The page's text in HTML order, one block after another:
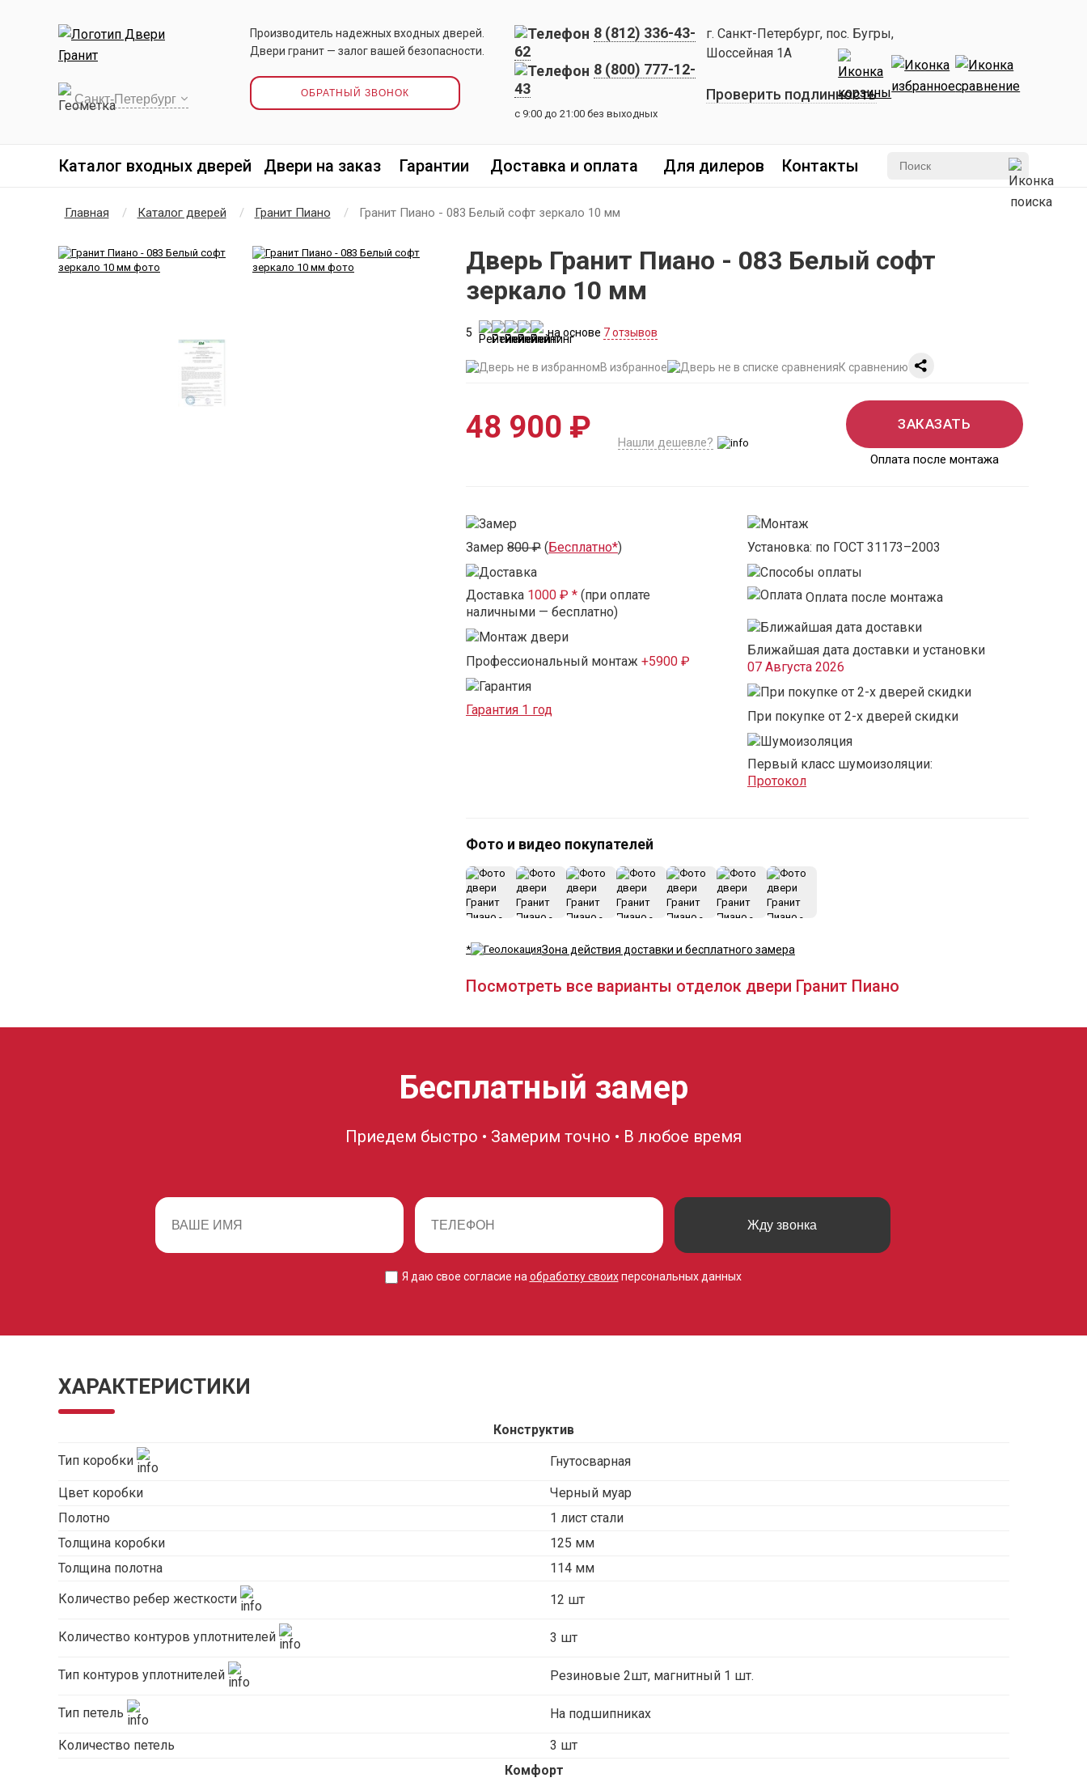
Производитель надежных входных дверей.
Двери гранит — залог вашей безопасности.
ОБРАТНЫЙ ЗВОНОК
8 (812) 336-43-
62
8 (800) 777-12-
43
с 9:00 до 21:00 без выходных
г. Санкт-Петербург, пос. Бугры,
Шоссейная 1А
Проверить подлинность
Каталог входных дверей Двери на заказ Гарантии Доставка и оплата Для дилеров Контакты
Главная Каталог дверей Гранит Пиано Гранит Пиано - 083 Белый софт зеркало 10 мм
Дверь Гранит Пиано - 083 Белый софт
зеркало 10 мм
5 на основе 7 отзывов
В избранное К сравнению
48 900 ₽ Нашли дешевле?
ЗАКАЗАТЬ
Оплата после монтажа
Замер 800 ₽ ( Бесплатно*)
Доставка 1000 ₽ * (при оплате
наличными — бесплатно)
Профессиональный монтаж +5900 ₽
Гарантия 1 год
Установка: по ГОСТ 31173–2003
Оплата после монтажа
Ближайшая дата доставки и установки
07 Августа 2026
При покупке от 2-х дверей скидки
Первый класс шумоизоляции:
Протокол
Фото и видео покупателей
* Зона действия доставки и бесплатного замера
Посмотреть все варианты отделок двери Гранит Пиано
Бесплатный замер
Приедем быстро • Замерим точно • В любое время
Жду звонка
Я даю свое согласие на обработку своихперсональных данных
ХАРАКТЕРИСТИКИ
Конструктив
Тип коробки Гнутосварная
Цвет коробки
Черный муар
Полотно
1 лист стали
Толщина коробки
125 мм
Толщина полотна
114 мм
Количество ребер жесткости 12 шт
Количество контуров уплотнителей 3 шт
Тип контуров уплотнителей Резиновые 2шт, магнитный 1 шт.
Тип петель На подшипниках
Количество петель
3 шт
Комфорт